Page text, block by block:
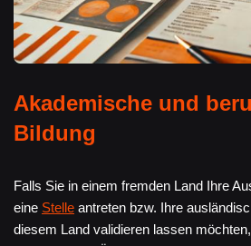
Akademische und
Bildung
Falls Sie in einem fremden Land Ihre
eine Stelle antreten bzw. Ihre
diesem Land validieren lassen